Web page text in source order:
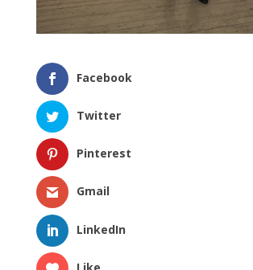
Facebook
Twitter
Pinterest
Gmail
LinkedIn